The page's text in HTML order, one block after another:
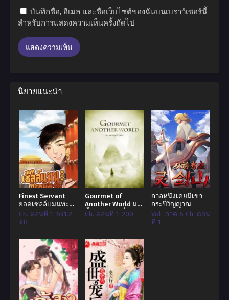
บันทึกชื่อ, อีเมล และชื่อเว็บไซต์ของฉันบนเบราว์เซอร์นี้
สำหรับการแสดงความเห็นครั้งถัดไป
นิยายแนะนำ
Finest Servant
ยอดเซลล์แมนทะลุ
มิติ
Ch. ตอนที่ 1-691.2
จบ
Gourmet of
Another World มา
ลิ้มรสอาหารที่ต่าง
Ch. ตอนที่ 1-200
กาลหนึ่งเคยมีเขา
กระบี่วิญญาณ
Vol. ภาค 6 Ch. ตอน
ที่ 1